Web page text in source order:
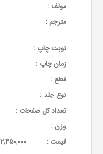
مولف :
مترجم :
نوبت چاپ :
زمان چاپ :
قطع :
نوع جلد :
تعداد کل صفحات :
وزن :
قيمت :
2,450,000 ریال